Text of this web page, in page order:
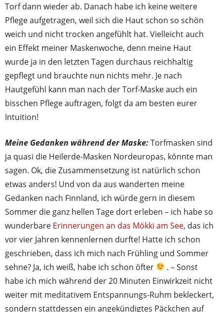
Torf dann wieder ab. Danach habe ich keine weitere
Pflege aufgetragen, weil sich die Haut schon so schön
weich und nicht trocken angefühlt hat. Vielleicht auch
ein Effekt meiner Maskenwoche, denn meine Haut
wurde ja in den letzten Tagen durchaus reichhaltig
gepflegt und brauchte nun nichts mehr. Je nach
Hautgefühl kann man nach der Torf-Maske auch ein
bisschen Pflege auftragen, folgt da am besten eurer
Intuition!
Meine Gedanken während der Maske:Torfmasken sind
ja quasi die Heilerde-Masken Nordeuropas, könnte man
sagen. Ok, die Zusammensetzung ist natürlich schon
etwas anders! Und von da aus wanderten meine
Gedanken nach Finnland, ich würde gern in diesem
Sommer die ganz hellen Tage dort erleben – ich habe so
wunderbare Erinnerungen an das Mökki am See, das ich
vor vier Jahren kennenlernen durfte! Hatte ich schon
geschrieben, dass ich mich nach Frühling und Sommer
sehne? Ja, ich weiß, habe ich schon öfter
. – Sonst
habe ich mich während der 20 Minuten Einwirkzeit nicht
weiter mit meditativem Entspannungs-Ruhm bekleckert,
sondern stattdessen ein angekündigtes Päckchen auf